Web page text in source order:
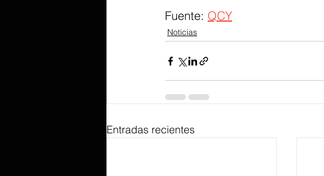
Fuente: QCY
Noticias
Entradas recientes